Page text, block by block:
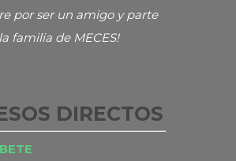
por ser un amigo y parte
familia de MECES!
DIRECTOS